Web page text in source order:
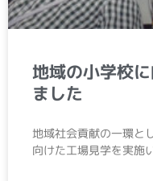
地域の小学校
ました
地域社会貢献の一環と
向けた工場見学を実施